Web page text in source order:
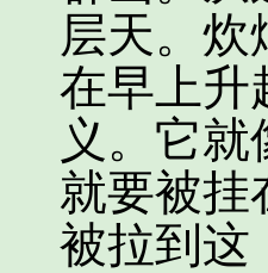
层天。
在早上升
义。它
就要被挂
被拉到这